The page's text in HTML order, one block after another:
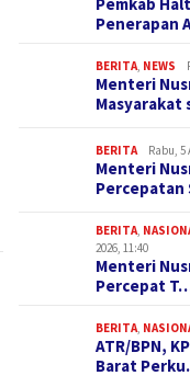
Penerapan
BERITA, NEWS
Menteri
BERITA Rabu, 5
Menteri
BERITA,
2026, 11:40
Menteri
Percepat
BERITA,
ATR/BPN,
Barat